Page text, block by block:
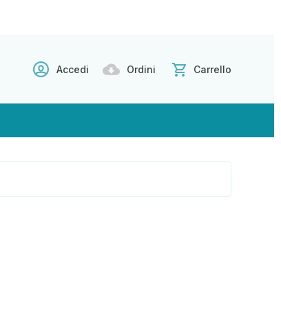
Accedi Ordini Carrello